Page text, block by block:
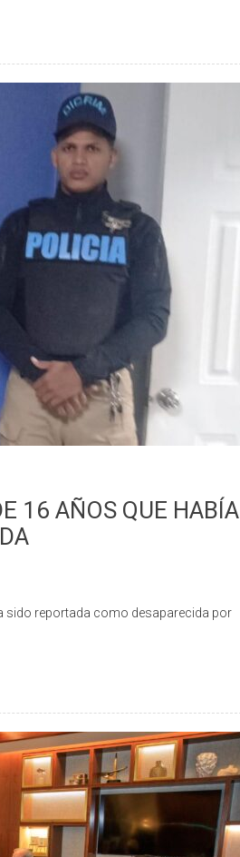
16 AÑOS QUE HABÍA
sido reportada como desaparecida por